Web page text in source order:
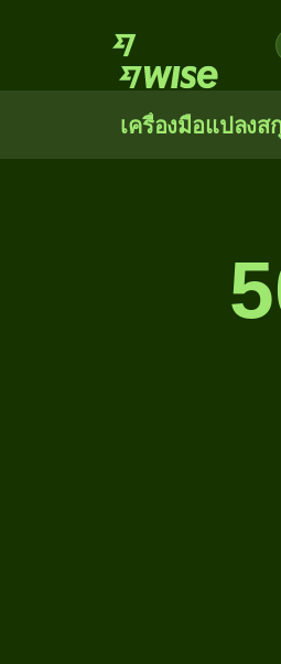
เครื่องมือแปลงส